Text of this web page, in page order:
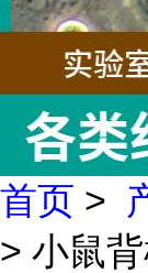
首页 >
> 小鼠